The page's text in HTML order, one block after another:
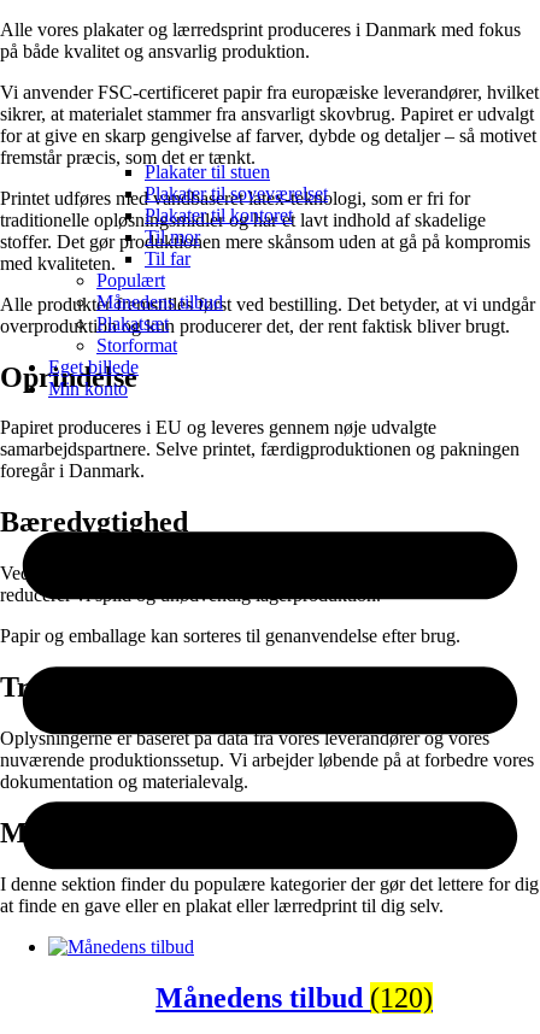
Plakater til stuen
Plakater til soveværelset
Plakater til kontoret
Til mor
Til far
Populært
Månedens tilbud
Plakatsæt
Storformat
Eget billede
Min konto
Alle vores plakater og lærredsprint produceres i Danmark med fokus
på både kvalitet og ansvarlig produktion.
Vi anvender FSC-certificeret papir fra europæiske leverandører, hvilket
sikrer, at materialet stammer fra ansvarligt skovbrug. Papiret er udvalgt
for at give en skarp gengivelse af farver, dybde og detaljer – så motivet
fremstår præcis, som det er tænkt.
Printet udføres med vandbaseret latex-teknologi, som er fri for
traditionelle opløsningsmidler og har et lavt indhold af skadelige
stoffer. Det gør produktionen mere skånsom uden at gå på kompromis
med kvaliteten.
Alle produkter fremstilles først ved bestilling. Det betyder, at vi undgår
overproduktion og kun producerer det, der rent faktisk bliver brugt.
Oprindelse
Papiret produceres i EU og leveres gennem nøje udvalgte
samarbejdspartnere. Selve printet, færdigproduktionen og pakningen
foregår i Danmark.
Bæredygtighed
Ved at kombinere ansvarlige materialer med on-demand produktion
reducerer vi spild og unødvendig lagerproduktion.
Papir og emballage kan sorteres til genanvendelse efter brug.
Transparens
Oplysningerne er baseret på data fra vores leverandører og vores
nuværende produktionssetup. Vi arbejder løbende på at forbedre vores
dokumentation og materialevalg.
Måske vil du også synes om:
I denne sektion finder du populære kategorier der gør det lettere for dig
at finde en gave eller en plakat eller lærredprint til dig selv.
Månedens tilbud (120)